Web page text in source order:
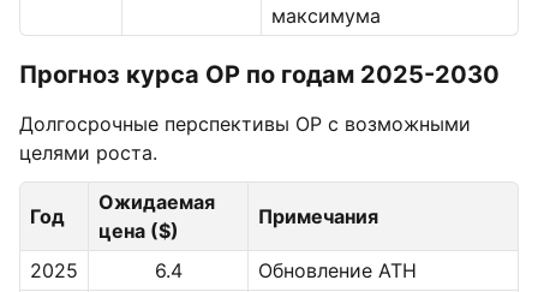
максимума
Прогноз курса OP по годам 2025-2030
Долгосрочные перспективы OP с возможными
целями роста.
Год
Ожидаемая
цена ($)
Примечания
2025 6.4
Обновление ATH